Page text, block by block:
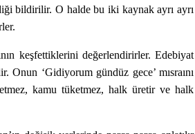
bildirilir. O halde bu iki kaynak ayrı ayrı
keşfettiklerini değerlendirirler. Edebiyat
Onun ‘Gidiyorum gündüz gece’ mısraını
kamu tüketmez, halk üretir ve halk